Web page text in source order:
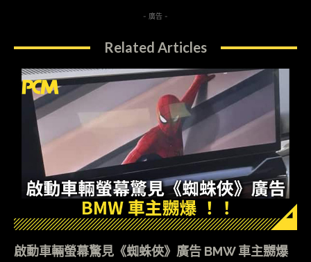
- 廣告 -
Related Articles
啟動車輛螢幕驚見《蜘蛛俠》廣告 BMW 車主嬲爆